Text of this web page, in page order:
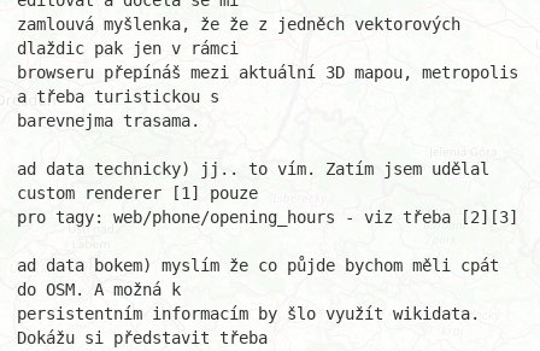
zamlouvá myšlenka, že že z jedněch vektorových
dlaždic pak jen v rámci
browseru přepínáš mezi aktuální 3D mapou, metropolis
a třeba turistickou s
barevnejma trasama.
ad data technicky) jj.. to vím. Zatím jsem udělal
custom renderer [1] pouze
pro tagy: web/phone/opening_hours - viz třeba [2][3]
ad data bokem) myslím že co půjde bychom měli cpát
do OSM. A možná k
persistentním informacím by šlo využít wikidata.
Dokážu si představit třeba